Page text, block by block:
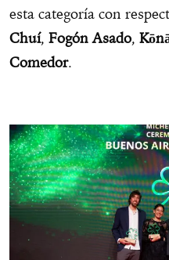
esta categoría con
Chuí, Fogón Asado,
Comedor.